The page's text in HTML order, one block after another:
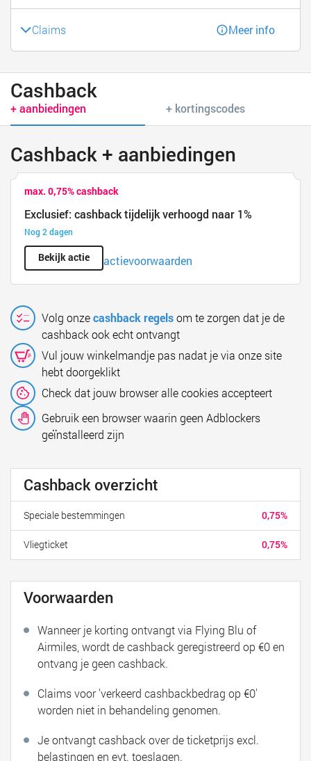
Claims Meer info
Cashback
+ aanbiedingen + kortingscodes
Cashback + aanbiedingen
max. 0,75% cashback
Exclusief: cashback tijdelijk verhoogd naar 1%
Nog 2 dagen
Bekijk actie actievoorwaarden
Volg onzecashback regelsom te zorgen dat je de
cashback ook echt ontvangt
Vul jouw winkelmandje pas nadat je via onze site
hebt doorgeklikt
Check dat jouw browser alle cookies accepteert
Gebruik een browser waarin geen Adblockers
geïnstalleerd zijn
Cashback overzicht
0,75%
Speciale bestemmingen
0,75%
Vliegticket
Voorwaarden
Wanneer je korting ontvangt via Flying Blu of
Airmiles, wordt de cashback geregistreerd op €0 en
ontvang je geen cashback.
Claims voor 'verkeerd cashbackbedrag op €0'
worden niet in behandeling genomen.
Je ontvangt cashback over de ticketprijs excl.
belastingen en evt. toeslagen.